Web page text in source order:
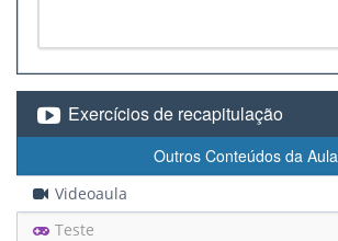
Exercícios de recapitulação
Outros Conteúdos da Aula
Videoaula
Teste